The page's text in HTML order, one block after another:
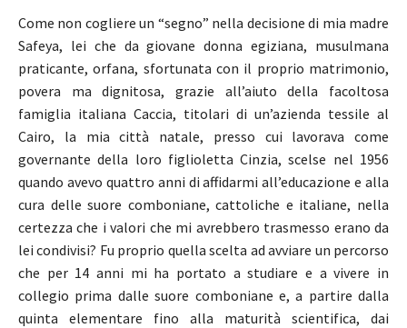
Come non cogliere un “segno” nella decisione di mia madre
Safeya, lei che da giovane donna egiziana, musulmana
praticante, orfana, sfortunata con il proprio matrimonio,
povera ma dignitosa, grazie all’aiuto della facoltosa
famiglia italiana Caccia, titolari di un’azienda tessile al
Cairo, la mia città natale, presso cui lavorava come
governante della loro figlioletta Cinzia, scelse nel 1956
quando avevo quattro anni di affidarmi all’educazione e alla
cura delle suore comboniane, cattoliche e italiane, nella
certezza che i valori che mi avrebbero trasmesso erano da
lei condivisi? Fu proprio quella scelta ad avviare un percorso
che per 14 anni mi ha portato a studiare e a vivere in
collegio prima dalle suore comboniane e, a partire dalla
quinta elementare fino alla maturità scientifica, dai